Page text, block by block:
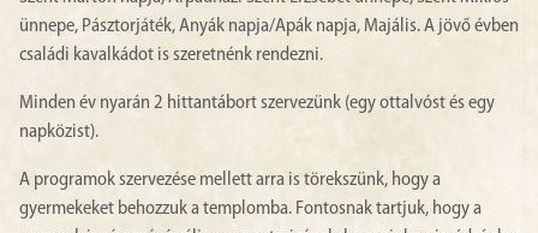
ünnepe, Pásztorjáték, Anyák napja/Apák napja, Majális. A jövő évben
családi kavalkádot is szeretnénk rendezni.
Minden év nyarán 2 hittantábort szervezünk (egy ottalvóst és egy
napközist).
A programok szervezése mellett arra is törekszünk, hogy a
gyermekeket behozzuk a templomba. Fontosnak tartjuk, hogy a